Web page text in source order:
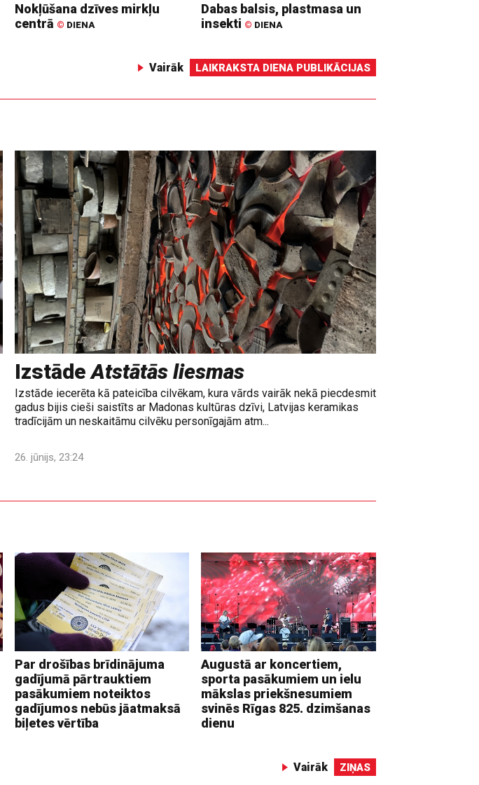
Nokļūšana dzīves mirkļu
centrā © DIENA
Dabas balsis, plastmasa un
insekti © DIENA
Vairāk LAIKRAKSTA DIENA PUBLIKĀCIJAS
IzstādeAtstātās liesmas
Izstāde iecerēta kā pateicība cilvēkam, kura vārds vairāk nekā piecdesmit
gadus bijis cieši saistīts ar Madonas kultūras dzīvi, Latvijas keramikas
tradīcijām un neskaitāmu cilvēku personīgajām atm...
26. jūnijs, 23:24
Par drošības brīdinājuma
gadījumā pārtrauktiem
pasākumiem noteiktos
gadījumos nebūs jāatmaksā
biļetes vērtība
Augustā ar koncertiem,
sporta pasākumiem un ielu
mākslas priekšnesumiem
svinēs Rīgas 825. dzimšanas
dienu
Vairāk ZIŅAS